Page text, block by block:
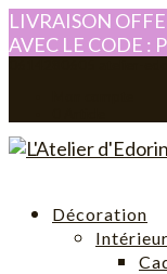
LIVRAISON
AVEC LE CODE :
Décoration
Intérieur